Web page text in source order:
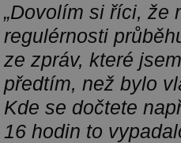
„Dovolím si říci, že
regulérnosti
ze zpráv, které
předtím, než bylo
Kde se dočtete
16 hodin to